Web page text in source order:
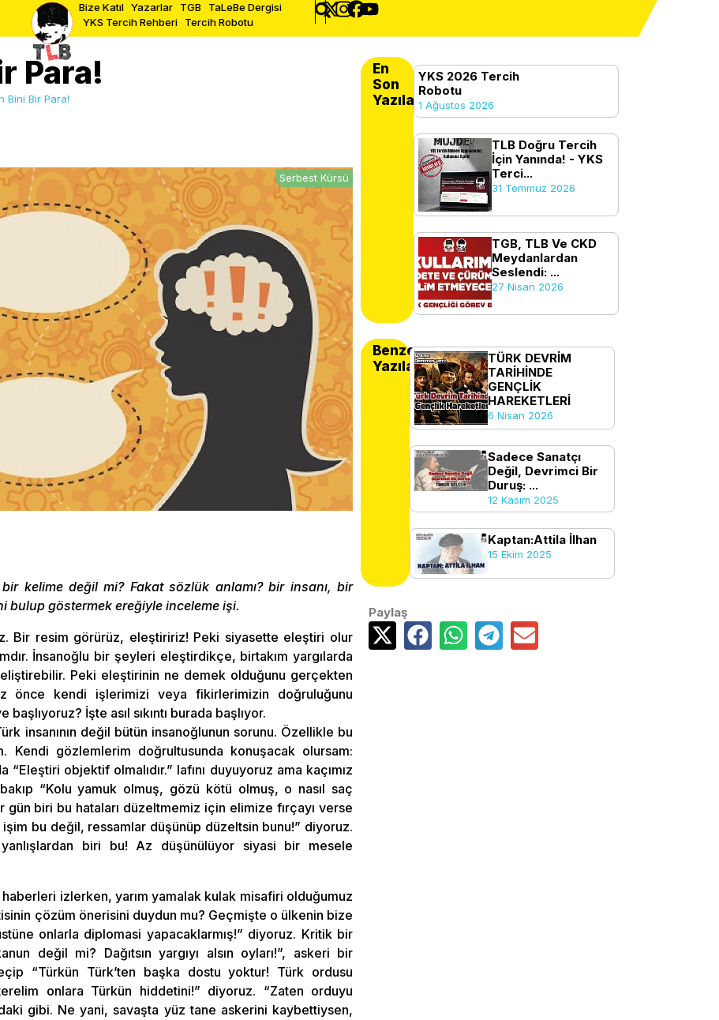
Bize Katıl Yazarlar TGB TaLeBe Dergisi
YKS Tercih Rehberi Tercih Robotu
Para!
Bini Bir Para!
Serbest Kürsü
kelime değil mi? Fakat sözlük anlamı? bir insanı, bir
bulup göstermek ereğiyle inceleme işi.
Bir resim görürüz, eleştiririz! Peki siyasette eleştiri olur
İnsanoğlu bir şeyleri eleştirdikçe, birtakım yargılarda
Peki eleştirinin ne demek olduğunu gerçekten
önce kendi işlerimizi veya fikirlerimizin doğruluğunu
İşte asıl sıkıntı burada başlıyor.
insanının değil bütün insanoğlunun sorunu. Özellikle bu
Kendi gözlemlerim doğrultusunda konuşacak olursam:
“Eleştiri objektif olmalıdır.” lafını duyuyoruz ama kaçımız
“Kolu yamuk olmuş, gözü kötü olmuş, o nasıl saç
biri bu hataları düzeltmemiz için elimize fırçayı verse
işim bu değil, ressamlar düşünüp düzeltsin bunu!” diyoruz.
biri bu! Az düşünülüyor siyasi bir mesele
izlerken, yarım yamalak kulak misafiri olduğumuz
çözüm önerisini duydun mu? Geçmişte o ülkenin bize
onlarla diplomasi yapacaklarmış!” diyoruz. Kritik bir
değil mi? Dağıtsın yargıyı alsın oyları!”, askeri bir
“Türkün Türk’ten başka dostu yoktur! Türk ordusu
onlara Türkün hiddetini!” diyoruz. “Zaten orduyu
gibi. Ne yani, savaşta yüz tane askerini kaybettiysen,
En
Son
Yazılanlar
YKS 2026 Tercih
Robotu
1 Ağustos 2026
TLB Doğru Tercih
İçin Yanında! - YKS
Terci...
31 Temmuz 2026
TGB, TLB Ve CKD
Meydanlardan
Seslendi: ...
27 Nisan 2026
Benzer
Yazılar
TÜRK DEVRİM
TARİHİNDE
GENÇLİK
HAREKETLERİ
6 Nisan 2026
Sadece Sanatçı
Değil, Devrimci Bir
Duruş: ...
12 Kasım 2025
Kaptan:Attila İlhan
15 Ekim 2025
Paylaş